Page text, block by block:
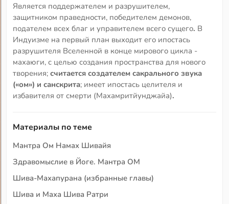
Является поддержателем и разрушителем,
защитником праведности, победителем демонов,
подателем всех благ и управителем всего сущего. В
Индуизме на первый план выходит его ипостась
разрушителя Вселенной в конце мирового цикла -
махаюги, с целью создания пространства для нового
творения;считается создателем сакрального звука
(«ом») и санскрита; имеет ипостась целителя и
избавителя от смерти (Махамритйунджайа).
Материалы по теме
Мантра Ом Намах Шивайя
Здравомыслие в Йоге. Мантра ОМ
Шива-Махапурана (избранные главы)
Шива и Маха Шива Ратри